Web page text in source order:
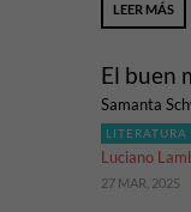
LEER MÁS
El buen
Samanta
Luciano
27 MAR, 2025